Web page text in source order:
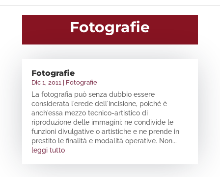
Fotografie
Fotografie
Dic 1, 2011| Fotografie
La fotografia può senza dubbio essere
considerata l'erede dell'incisione, poiché è
anch'essa mezzo tecnico-artistico di
riproduzione delle immagini: ne condivide le
funzioni divulgative o artistiche e ne prende in
prestito le finalità e modalità operative. Non...
leggi tutto